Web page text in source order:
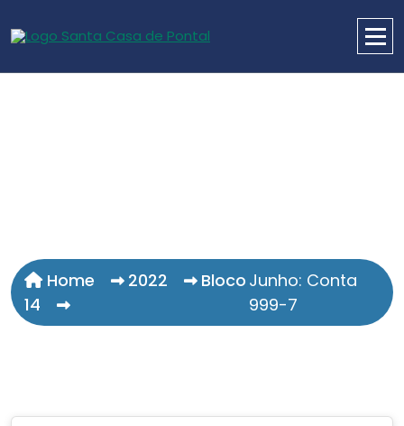
Home 2022
Bloco
14
Junho: Conta
999-7